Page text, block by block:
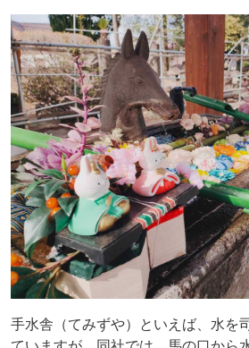
手水舎（てみずや）といえば、水を